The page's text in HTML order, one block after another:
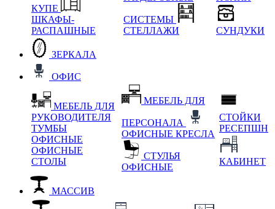
КУПЕ
ШКАФЫ-
РАСПАШНЫЕ
СИСТЕМЫ
СТЕЛЛАЖИ
СУНДУКИ
ЗЕРКАЛА
ОФИС
МЕБЕЛЬ ДЛЯ
РУКОВОДИТЕЛЯ
ТУМБЫ
ОФИСНЫЕ
ОФИСНЫЕ
СТОЛЫ
МЕБЕЛЬ ДЛЯ
ПЕРСОНАЛА
ОФИСНЫЕ КРЕСЛА
СТУЛЬЯ
ОФИСНЫЕ
СТОЙКИ
РЕСЕПШН
КАБИНЕТ
МАССИВ